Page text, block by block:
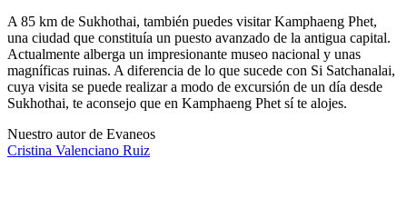
A 85 km de Sukhothai, también puedes visitar Kamphaeng Phet,
una ciudad que constituía un puesto avanzado de la antigua capital.
Actualmente alberga un impresionante museo nacional y unas
magníficas ruinas. A diferencia de lo que sucede con Si Satchanalai,
cuya visita se puede realizar a modo de excursión de un día desde
Sukhothai, te aconsejo que en Kamphaeng Phet sí te alojes.
Nuestro autor de Evaneos
Cristina Valenciano Ruiz